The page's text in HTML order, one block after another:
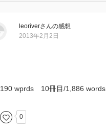
leoriverさんの感想
2013年2月2日
190 wprds 10冊目/1,886 words
0